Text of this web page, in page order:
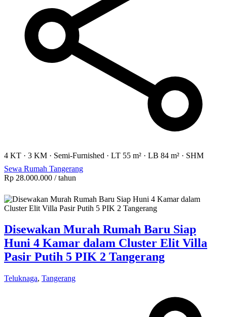
4 KT · 3 KM · Semi-Furnished · LT 55 m² · LB 84 m² · SHM
Sewa Rumah Tangerang
Rp 28.000.000 / tahun
Disewakan Murah Rumah Baru Siap
Huni 4 Kamar dalam Cluster Elit Villa
Pasir Putih 5 PIK 2 Tangerang
Teluknaga, Tangerang